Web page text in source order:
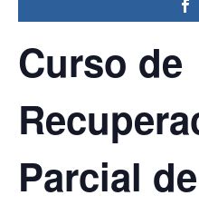
Curso de
Parcial